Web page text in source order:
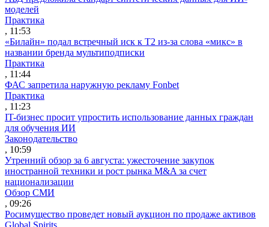
моделей
Практика
, 11:53
«Билайн» подал встречный иск к Т2 из-за слова «микс» в
названии бренда мультиподписки
Практика
, 11:44
ФАС запретила наружную рекламу Fonbet
Практика
, 11:23
IT-бизнес просит упростить использование данных граждан
для обучения ИИ
Законодательство
, 10:59
Утренний обзор за 6 августа: ужесточение закупок
иностранной техники и рост рынка M&A за счет
национализации
Обзор СМИ
, 09:26
Росимущество проведет новый аукцион по продаже активов
Global Spirits